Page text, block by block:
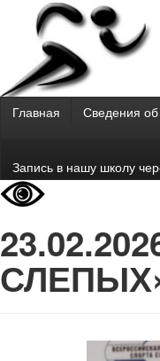
Главная Сведения об
Запись в нашу школу